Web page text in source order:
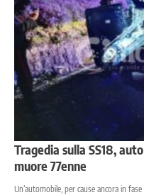
Tragedia sulla SS18,
muore 77enne
Un’automobile, per cause ancora in